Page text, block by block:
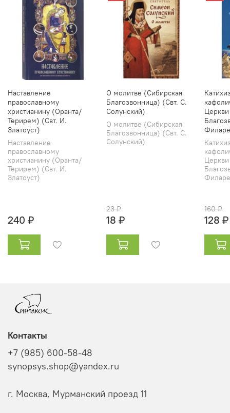
Наставление
православному
христианину (Оранта/
Терирем) (Свт. И.
Златоуст)
Наставление
православному
христианину (Оранта/
Терирем) (Свт. И.
Златоуст)
240 ₽
О молитве (Сибирская
Благозвонница) (Свт. С.
Солунский)
О молитве (Сибирская
Благозвонница) (Свт. С.
Солунский)
23 ₽
18 ₽
160 ₽
128 ₽
Контакты
+7 (985) 600-58-48
synopsys.shop@yandex.ru
г. Москва, Мурманский проезд 11